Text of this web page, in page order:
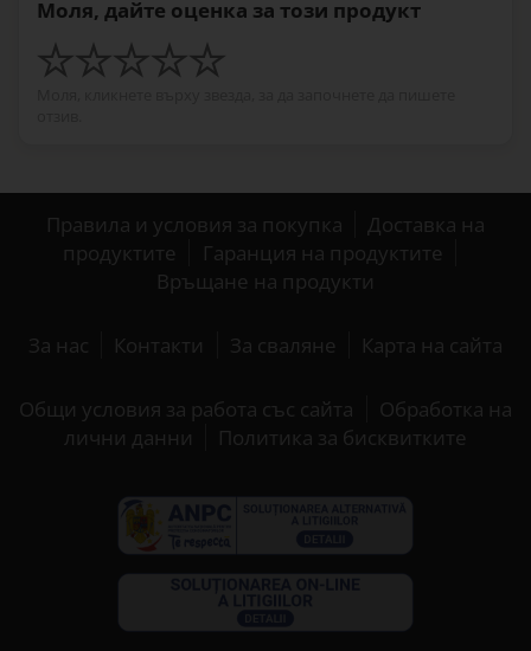
Моля, дайте оценка за този продукт
Правила и условия за покупка
Доставка на
продуктите
Гаранция на продуктите
Връщане на продукти
За нас Контакти За сваляне Карта на сайта
Общи условия за работа със сайта
Обработка на
лични данни
Политика за бисквитките